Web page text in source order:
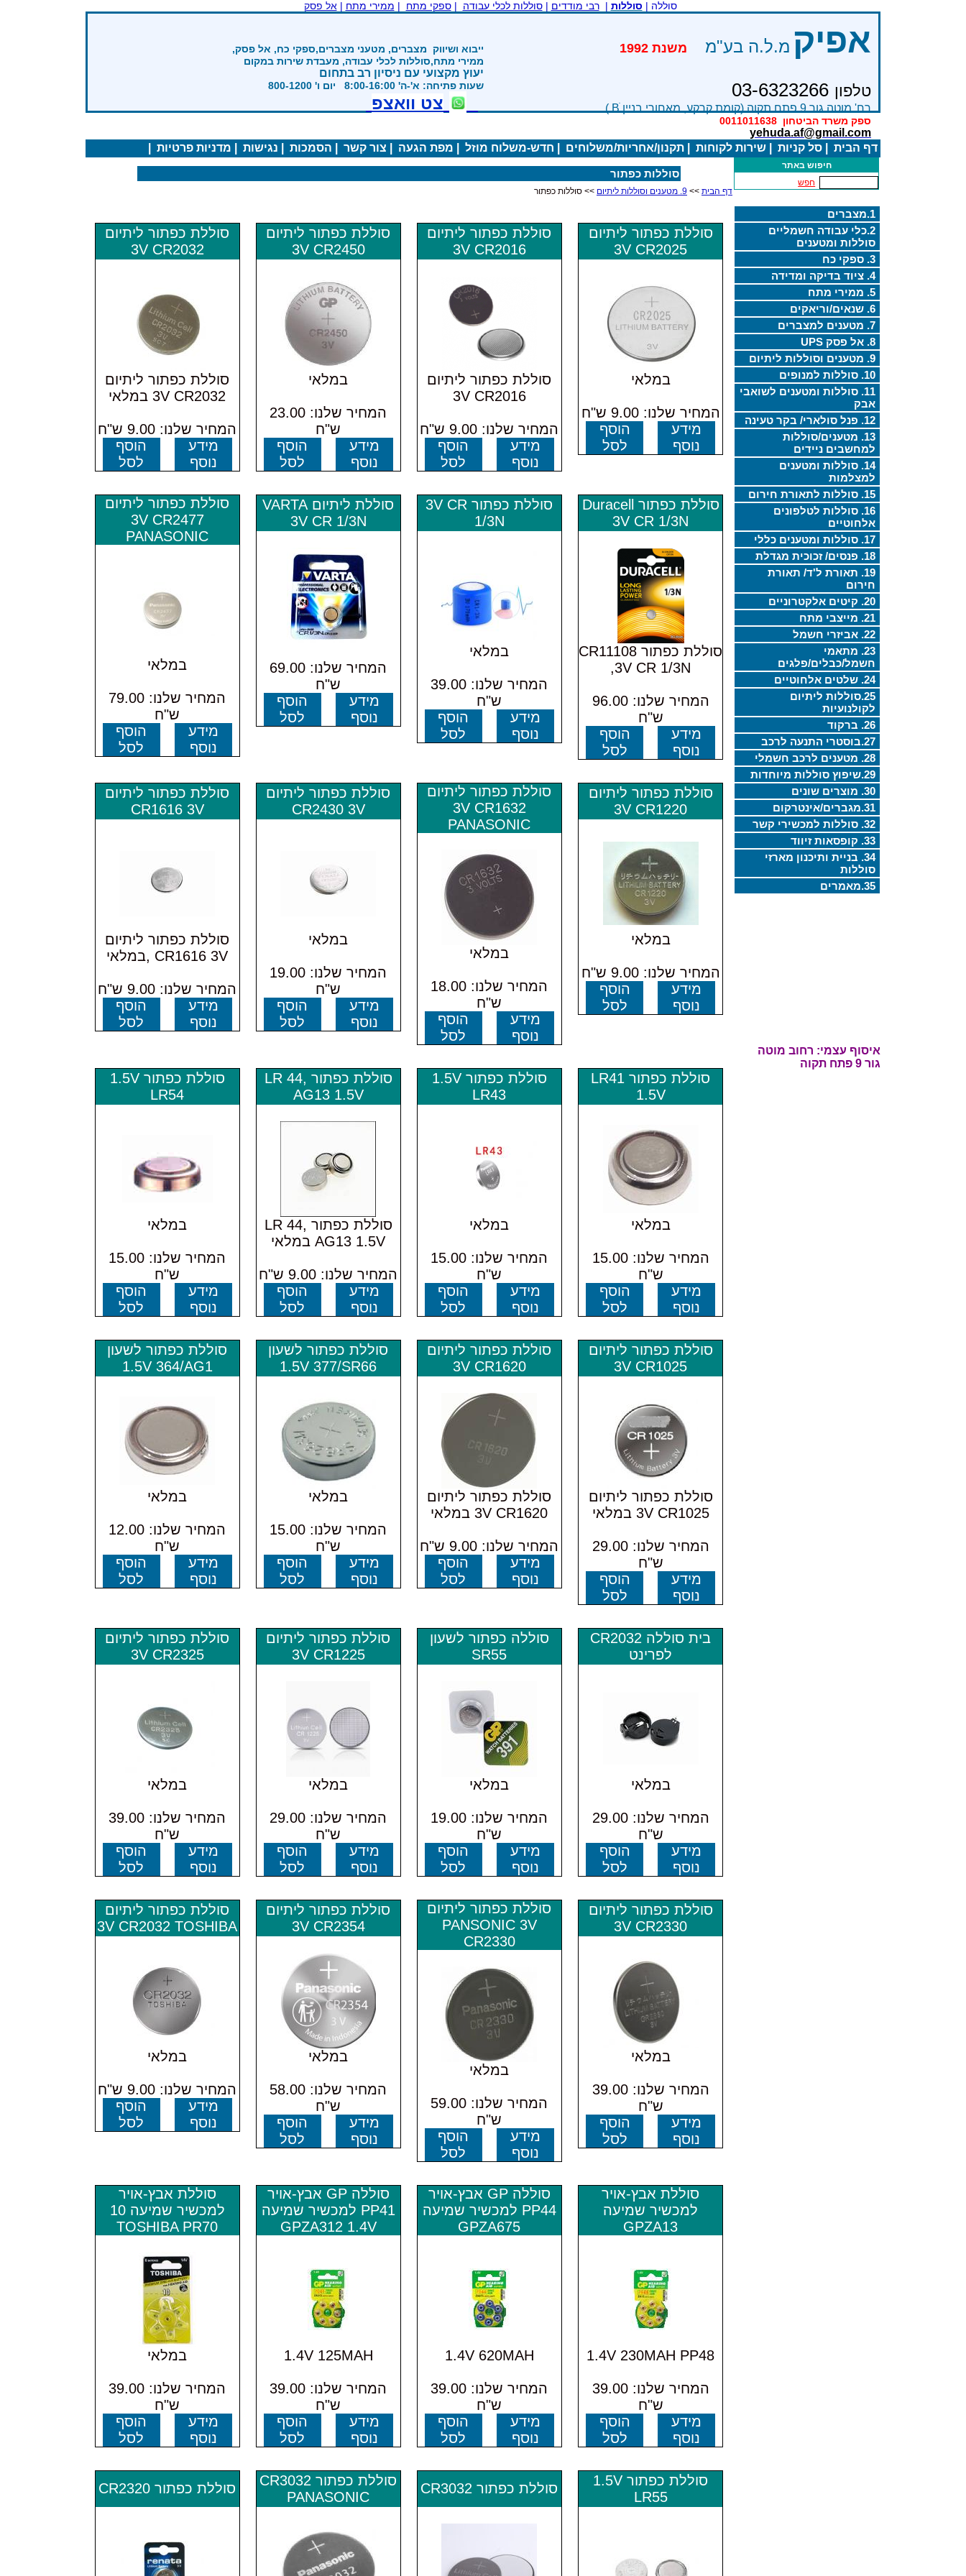
סוללה | סוללות |רבי מודדים |סוללות לכלי עבודה |ספקי מתח | ממירי מתח |אל פסק
אפיק מ.ל.ה בע"מ
טלפון 03-6323266
רח' מוטה גור 9 פתח תקוה (קומת קרקע, מאחורי בניין Bׂ )
ספק משרד הביטחון 0011011638
yehuda.af@gmail.com
ייבוא ושיווק מצברים, מטעני מצברים,ספקי כח, אל פסק,
ממירי מתח,סוללות לכלי עבודה, מעבדת שירות במקום
יעוץ מקצועי עם ניסיון רב בתחום
שעות פתיחה: א'-ה' 8:00-16:00 יום ו' 800-1200
צט וואצפ
דף הבית סל קניות שירות לקוחות תקנון/אחריות/משלוחים חדש-משלוח מוזל מפת הגעה צור קשר הסמכות נגישות מדניות פרטיות
חיפוש באתר
חפש
1.מצברים
2.כלי עבודה חשמליים
סוללות ומטענים
3. ספקי כח
4. ציוד בדיקה ומדידה
5. ממירי מתח
6. שנאים/וריאקים
7. מטענים למצברים
8. אל פסק UPS
9. מטענים וסוללות ליתיום
10. סוללות למנופים
11. סוללות ומטענים לשואבי
אבק
12. פנל סולארי/ בקר טעינה
13. מטענים/סוללות
למחשבים ניידים
14. סוללות ומטענים
למצלמות
15. סוללות לתאורת חירום
16. סוללות לטלפונים
אלחוטיים
17. סוללות ומטענים כללי
18. פנסים/ זכוכית מגדלת
19. תאורת ל'ד/ תאורת
חירום
20. קיטים אלקטרוניים
21. מייצבי מתח
22. אביזרי חשמל
23. מתאמי
חשמל/כבלים/פלגים
24. שלטים אלחוטיים
25.סוללות ליתיום
לקולנועיות
26. ברקוד
27.בוסטרי התנעה לרכב
28. מטענים לרכב חשמלי
29.שיפוץ סוללות מיוחדות
30. מוצרים שונים
31.מגברים/אינטרקום
32. סוללות למכשירי קשר
33. קופסאות זיווד
34. בניית ותיכנון מארזי
סוללות
35.מאמרים
איסוף עצמי: רחוב מוטה
גור 9 פתח תקוה
סוללות כפתור
דף הבית >> 9. מטענים וסוללות ליתיום >> סוללות כפתור
סוללת כפתור ליתיום
3V CR2025
במלאי
המחיר שלנו: 9.00 ש"ח
מידע
נוסף
הוסף
לסל
סוללת כפתור ליתיום
3V CR2016
סוללת כפתור ליתיום
3V CR2016
המחיר שלנו: 9.00 ש"ח
מידע
נוסף
הוסף
לסל
סוללת כפתור ליתיום
3V CR2450
במלאי
המחיר שלנו: 23.00
ש"ח
מידע
נוסף
הוסף
לסל
סוללת כפתור ליתיום
3V CR2032
סוללת כפתור ליתיום
3V CR2032 במלאי
המחיר שלנו: 9.00 ש"ח
מידע
נוסף
הוסף
לסל
סוללת כפתור Duracell
3V CR 1/3N
סוללת כפתור CR11108
3V CR 1/3N,
המחיר שלנו: 96.00
ש"ח
מידע
נוסף
הוסף
לסל
סוללת כפתור 3V CR
1/3N
במלאי
המחיר שלנו: 39.00
ש"ח
מידע
נוסף
הוסף
לסל
סוללת ליתיום VARTA
3V CR 1/3N
המחיר שלנו: 69.00
ש"ח
מידע
נוסף
הוסף
לסל
סוללת כפתור ליתיום
3V CR2477
PANASONIC
במלאי
המחיר שלנו: 79.00
ש"ח
מידע
נוסף
הוסף
לסל
סוללת כפתור ליתיום
3V CR1220
במלאי
המחיר שלנו: 9.00 ש"ח
מידע
נוסף
הוסף
לסל
סוללת כפתור ליתיום
3V CR1632
PANASONIC
במלאי
המחיר שלנו: 18.00
ש"ח
מידע
נוסף
הוסף
לסל
סוללת כפתור ליתיום
CR2430 3V
במלאי
המחיר שלנו: 19.00
ש"ח
מידע
נוסף
הוסף
לסל
סוללת כפתור ליתיום
CR1616 3V
סוללת כפתור ליתיום
CR1616 3V ,במלאי
המחיר שלנו: 9.00 ש"ח
מידע
נוסף
הוסף
לסל
סוללת כפתור LR41
1.5V
במלאי
המחיר שלנו: 15.00
ש"ח
מידע
נוסף
הוסף
לסל
סוללת כפתור 1.5V
LR43
במלאי
המחיר שלנו: 15.00
ש"ח
מידע
נוסף
הוסף
לסל
סוללת כפתור LR 44,
AG13 1.5V
סוללת כפתור LR 44,
AG13 1.5V במלאי
המחיר שלנו: 9.00 ש"ח
מידע
נוסף
הוסף
לסל
סוללת כפתור 1.5V
LR54
במלאי
המחיר שלנו: 15.00
ש"ח
מידע
נוסף
הוסף
לסל
סוללת כפתור ליתיום
3V CR1025
סוללת כפתור ליתיום
3V CR1025 במלאי
המחיר שלנו: 29.00
ש"ח
מידע
נוסף
הוסף
לסל
סוללת כפתור ליתיום
3V CR1620
סוללת כפתור ליתיום
3V CR1620 במלאי
המחיר שלנו: 9.00 ש"ח
מידע
נוסף
הוסף
לסל
סוללת כפתור לשעון
1.5V 377/SR66
במלאי
המחיר שלנו: 15.00
ש"ח
מידע
נוסף
הוסף
לסל
סוללת כפתור לשעון
1.5V 364/AG1
במלאי
המחיר שלנו: 12.00
ש"ח
מידע
נוסף
הוסף
לסל
בית סוללה CR2032
לפרינט
במלאי
המחיר שלנו: 29.00
ש"ח
מידע
נוסף
הוסף
לסל
סוללה כפתור לשעון
SR55
במלאי
המחיר שלנו: 19.00
ש"ח
מידע
נוסף
הוסף
לסל
סוללת כפתור ליתיום
3V CR1225
במלאי
המחיר שלנו: 29.00
ש"ח
מידע
נוסף
הוסף
לסל
סוללת כפתור ליתיום
3V CR2325
במלאי
המחיר שלנו: 39.00
ש"ח
מידע
נוסף
הוסף
לסל
סוללת כפתור ליתיום
3V CR2330
במלאי
המחיר שלנו: 39.00
ש"ח
מידע
נוסף
הוסף
לסל
סוללת כפתור ליתיום
PANSONIC 3V
CR2330
במלאי
המחיר שלנו: 59.00
ש"ח
מידע
נוסף
הוסף
לסל
סוללת כפתור ליתיום
3V CR2354
במלאי
המחיר שלנו: 58.00
ש"ח
מידע
נוסף
הוסף
לסל
סוללת כפתור ליתיום
3V CR2032 TOSHIBA
במלאי
המחיר שלנו: 9.00 ש"ח
מידע
נוסף
הוסף
לסל
סוללת אבץ-אויר
למכשיר שמיעה
GPZA13
1.4V 230MAH PP48
המחיר שלנו: 39.00
ש"ח
מידע
נוסף
הוסף
לסל
סוללה GP אבץ-אויר
PP44 למכשיר שמיעה
GPZA675
1.4V 620MAH
המחיר שלנו: 39.00
ש"ח
מידע
נוסף
הוסף
לסל
סוללה GP אבץ-אויר
PP41 למכשיר שמיעה
GPZA312 1.4V
1.4V 125MAH
המחיר שלנו: 39.00
ש"ח
מידע
נוסף
הוסף
לסל
סוללת אבץ-אויר
למכשיר שמיעה 10
TOSHIBA PR70
במלאי
המחיר שלנו: 39.00
ש"ח
מידע
נוסף
הוסף
לסל
סוללת כפתור 1.5V
LR55
סוללת כפתור CR3032
סוללת כפתור CR3032
PANASONIC
סוללת כפתור CR2320